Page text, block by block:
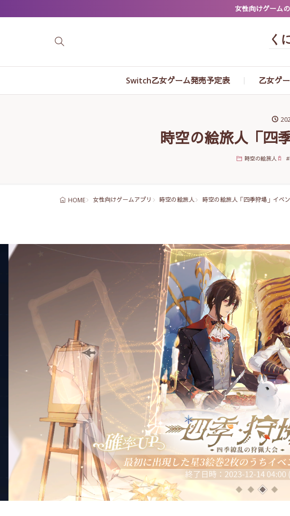
女性向けゲーム
く
Switch乙女ゲーム発売予定表 乙女ゲ
時空の絵旅人「四
時空の絵旅人 #
HOME 女性向けゲームアプリ 時空の絵旅人 時空の絵旅人「四季狩場」イベ